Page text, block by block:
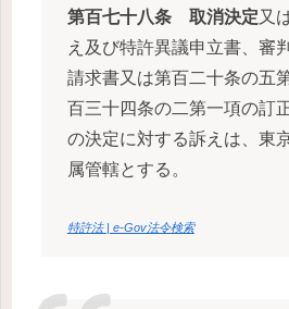
第百七十八条 取消決定又
え及び特許異議申立書、審
請求書又は第百二十条の五
百三十四条の二第一項の訂
の決定に対する訴えは、東
属管轄とする。
特許法 | e-Gov法令検索